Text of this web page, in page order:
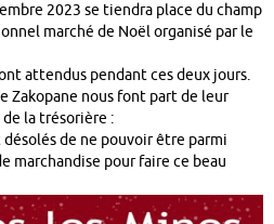
2023 se tiendra place du champ
marché de Noël organisé par le
attendus pendant ces deux jours.
Zakopane nous font part de leur
la trésorière :
de ne pouvoir être parmi
marchandise pour faire ce beau